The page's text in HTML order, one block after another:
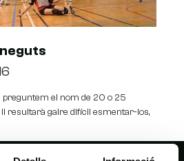
preguntem el nom de 20 o 25
resultarà gaire difícil esmentar-los,